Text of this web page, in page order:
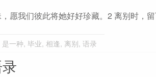
愿我们彼此将她好好珍藏。2 离别时，
是一种, 毕业, 相逢, 离别, 语录